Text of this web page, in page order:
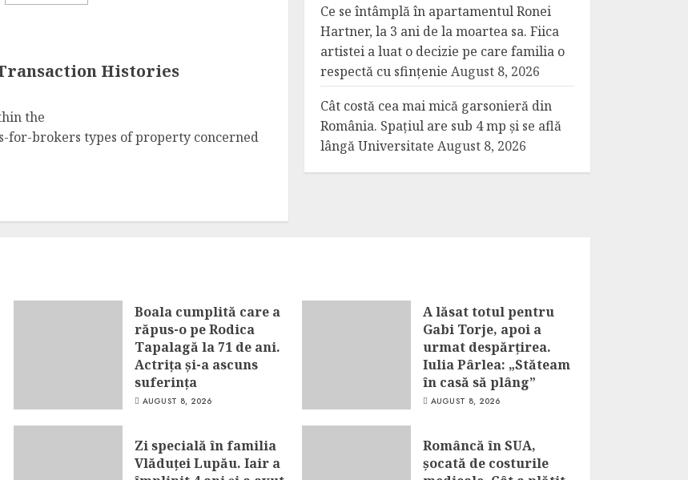
Histories
the
for-brokers types of property concerned
Ce se întâmplă în apartamentul Ronei
Hartner, la 3 ani de la moartea sa. Fiica
artistei a luat o decizie pe care familia o
respectă cu sfințenie August 8, 2026
Cât costă cea mai mică garsonieră din
România. Spațiul are sub 4 mp și se află
lângă Universitate August 8, 2026
Boala cumplită care a
răpus-o pe Rodica
Tapalagă la 71 de ani.
Actrița și-a ascuns
suferința
AUGUST 8, 2026
A lăsat totul pentru
Gabi Torje, apoi a
urmat despărțirea.
Iulia Pârlea: „Stăteam
în casă să plâng”
AUGUST 8, 2026
Zi specială în familia
Vlăduței Lupău. Iair a
Româncă în SUA,
șocată de costurile